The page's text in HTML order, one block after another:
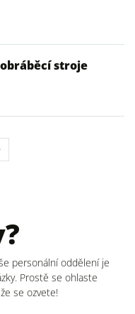
stroje
personální oddělení je
Prostě se ohlaste
se ozvete!